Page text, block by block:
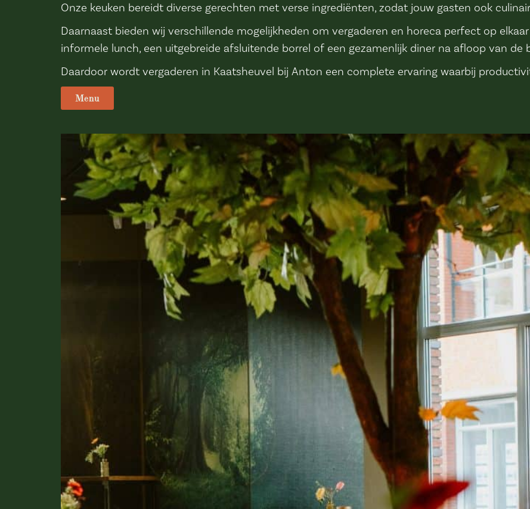
Onze keuken bereidt diverse gerechten met verse ingrediënten, zodat jouw gasten ook
Daarnaast bieden wij verschillende mogelijkheden om vergaderen en horeca perfect op
informele lunch, een uitgebreide afsluitende borrel of een gezamenlijk diner na afloop van de
Daardoor wordt vergaderen in Kaatsheuvel bij Anton een complete ervaring waarbij
Menu